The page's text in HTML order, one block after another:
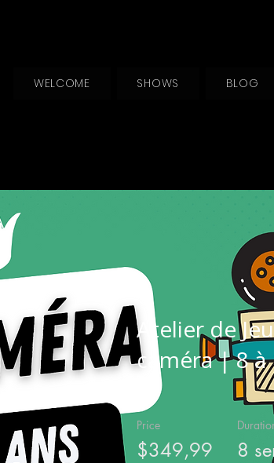
WELCOME SHOWS BLOG
Atelier de
caméra | 8 à
Price
$349,99 8